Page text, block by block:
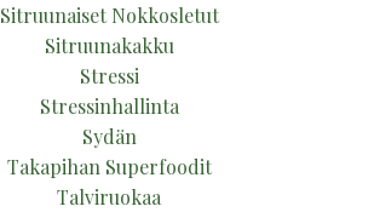
Sitruunaiset Nokkosletut
Sitruunakakku
Stressi
Stressinhallinta
Sydän
Takapihan Superfoodit
Talviruokaa